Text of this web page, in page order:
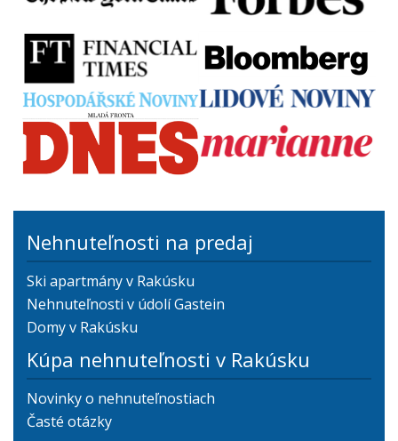
Nehnuteľnosti na predaj
Ski apartmány v Rakúsku
Nehnuteľnosti v údolí Gastein
Domy v Rakúsku
Kúpa nehnuteľnosti v Rakúsku
Novinky o nehnuteľnostiach
Časté otázky